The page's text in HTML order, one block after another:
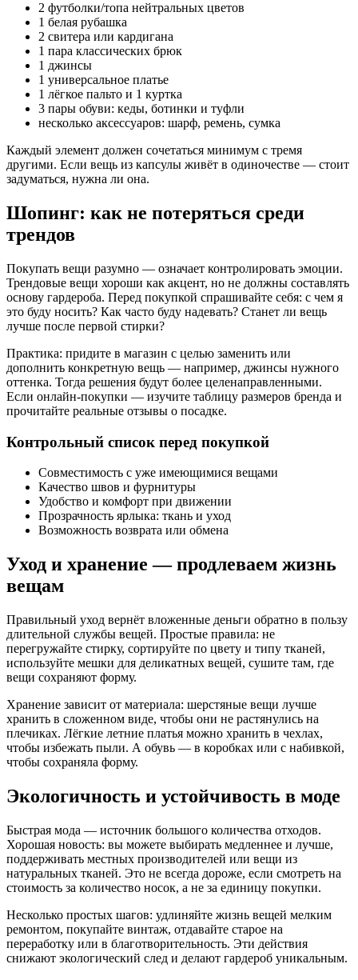
2 футболки/топа нейтральных цветов
1 белая рубашка
2 свитера или кардигана
1 пара классических брюк
1 джинсы
1 универсальное платье
1 лёгкое пальто и 1 куртка
3 пары обуви: кеды, ботинки и туфли
несколько аксессуаров: шарф, ремень, сумка
Каждый элемент должен сочетаться минимум с тремя
другими. Если вещь из капсулы живёт в одиночестве — стоит
задуматься, нужна ли она.
Шопинг: как не потеряться среди
трендов
Покупать вещи разумно — означает контролировать эмоции.
Трендовые вещи хороши как акцент, но не должны составлять
основу гардероба. Перед покупкой спрашивайте себя: с чем я
это буду носить? Как часто буду надевать? Станет ли вещь
лучше после первой стирки?
Практика: придите в магазин с целью заменить или
дополнить конкретную вещь — например, джинсы нужного
оттенка. Тогда решения будут более целенаправленными.
Если онлайн-покупки — изучите таблицу размеров бренда и
прочитайте реальные отзывы о посадке.
Контрольный список перед покупкой
Совместимость с уже имеющимися вещами
Качество швов и фурнитуры
Удобство и комфорт при движении
Прозрачность ярлыка: ткань и уход
Возможность возврата или обмена
Уход и хранение — продлеваем жизнь
вещам
Правильный уход вернёт вложенные деньги обратно в пользу
длительной службы вещей. Простые правила: не
перегружайте стирку, сортируйте по цвету и типу тканей,
используйте мешки для деликатных вещей, сушите там, где
вещи сохраняют форму.
Хранение зависит от материала: шерстяные вещи лучше
хранить в сложенном виде, чтобы они не растянулись на
плечиках. Лёгкие летние платья можно хранить в чехлах,
чтобы избежать пыли. А обувь — в коробках или с набивкой,
чтобы сохраняла форму.
Экологичность и устойчивость в моде
Быстрая мода — источник большого количества отходов.
Хорошая новость: вы можете выбирать медленнее и лучше,
поддерживать местных производителей или вещи из
натуральных тканей. Это не всегда дороже, если смотреть на
стоимость за количество носок, а не за единицу покупки.
Несколько простых шагов: удлиняйте жизнь вещей мелким
ремонтом, покупайте винтаж, отдавайте старое на
переработку или в благотворительность. Эти действия
снижают экологический след и делают гардероб уникальным.